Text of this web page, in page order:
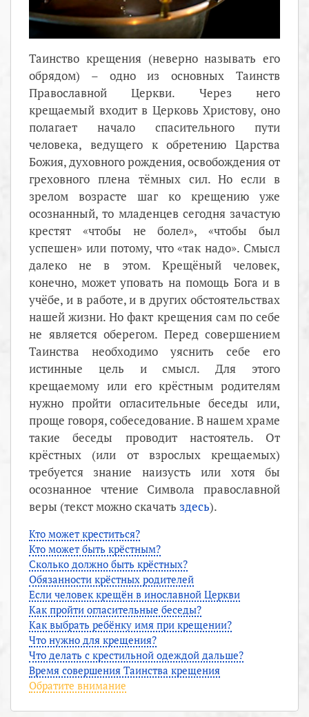
Таинство крещения (неверно называть его
обрядом) – одно из основных Таинств
Православной Церкви. Через него
крещаемый входит в Церковь Христову, оно
полагает начало спасительного пути
человека, ведущего к обретению Царства
Божия, духовного рождения, освобождения от
греховного плена тёмных сил. Но если в
зрелом возрасте шаг ко крещению уже
осознанный, то младенцев сегодня зачастую
крестят «чтобы не болел», «чтобы был
успешен» или потому, что «так надо». Смысл
далеко не в этом. Крещёный человек,
конечно, может уповать на помощь Бога и в
учёбе, и в работе, и в других обстоятельствах
нашей жизни. Но факт крещения сам по себе
не является оберегом. Перед совершением
Таинства необходимо уяснить себе его
истинные цель и смысл. Для этого
крещаемому или его крёстным родителям
нужно пройти огласительные беседы или,
проще говоря, собеседование. В нашем храме
такие беседы проводит настоятель. От
крёстных (или от взрослых крещаемых)
требуется знание наизусть или хотя бы
осознанное чтение Символа православной
веры (текст можно скачать здесь).
Кто может креститься?
Кто может быть крёстным?
Сколько должно быть крёстных?
Обязанности крёстных родителей
Если человек крещён в инославной Церкви
Как пройти огласительные беседы?
Как выбрать ребёнку имя при крещении?
Что нужно для крещения?
Что делать с крестильной одеждой дальше?
Время совершения Таинства крещения
Обратите внимание